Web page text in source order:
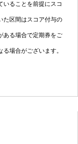
ることを前提にスコ
た区間はスコア付与の
ある場合で定期券をご
場合がございます。